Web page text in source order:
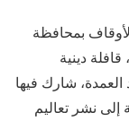
الأوقاف بمحافظة
دينية
شارك فيها
إلى نشر تعاليم